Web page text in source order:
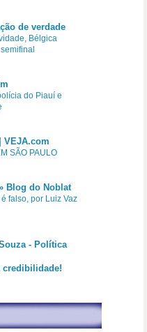
de verdade
Bélgica
do Piauí e
VEJA.com
SÃO PAULO
Blog do Noblat
falso, por Luiz Vaz
- Política
credibilidade!